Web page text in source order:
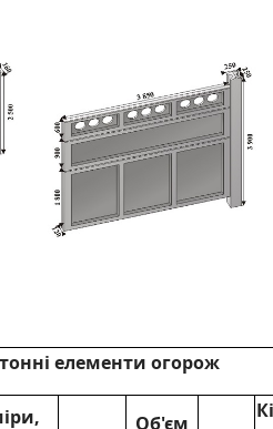
елементи огорож
Об'єм